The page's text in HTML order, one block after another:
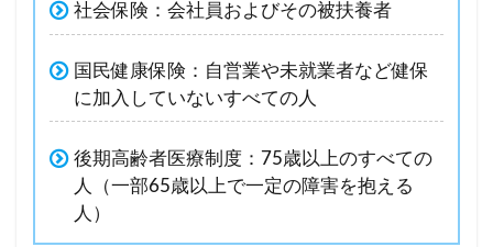
社会保険：会社員およびその被扶養者
国民健康保険：自営業や未就業者など健保
に加入していないすべての人
後期高齢者医療制度：75歳以上のすべての
人（一部65歳以上で一定の障害を抱える
人）